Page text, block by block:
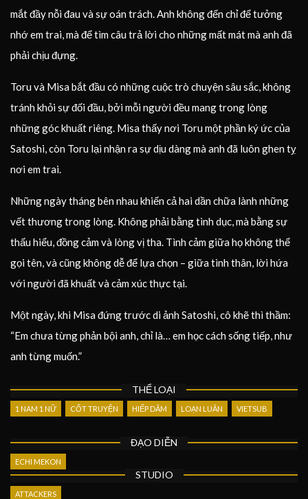
mắt đầy nỗi đau và sự oán trách. Anh không đến chỉ để tưởng
nhớ em trai, mà để tìm câu trả lời cho những mất mát mà anh đã
phải chịu đựng.
Toru và Misa bắt đầu có những cuộc trò chuyện sâu sắc, không
tránh khỏi sự đối đầu, bởi mỗi người đều mang trong lòng
những góc khuất riêng. Misa thấy nơi Toru một phần ký ức của
Satoshi, còn Toru lại nhận ra sự dịu dàng mà anh đã luôn ghen tỵ
nơi em trai.
Những ngày tháng bên nhau khiến cả hai dần chữa lành những
vết thương trong lòng. Không phải bằng tình dục, mà bằng sự
thấu hiểu, đồng cảm và lòng vị tha. Tình cảm giữa họ không thể
gọi tên, và cũng không dễ để lựa chọn – giữa tình thân, lời hứa
với người đã khuất và cảm xúc thực tại.
Một ngày, khi Misa đứng trước di ảnh Satoshi, cô khẽ thì thầm:
“Em chưa từng phản bội anh, chỉ là… em học cách sống tiếp, như
anh từng muốn.”
THỂ LOẠI
1 NAM 1 NỮ CỐT TRUYỆN HIẾP DÂM LOẠN LUÂN VIETSUB
ĐẠO DIỄN
ECHI MEKON
STUDIO
ATTACKERS